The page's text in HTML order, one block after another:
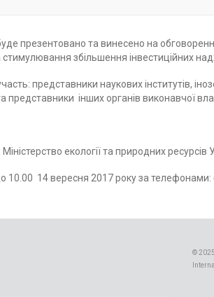
презентовано та винесено на
стимулювання збільшення інвестиційних
представники наукових інститутів,
представники інших органів виконавчої
екології та природних
10.00 14 вересня 2017 року за
©